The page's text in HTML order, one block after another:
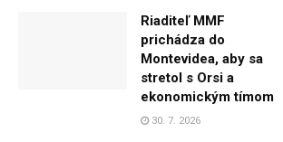
Riaditeľ MMF
prichádza do
Montevidea, aby sa
stretol s Orsi a
ekonomickým tímom
30. 7. 2026